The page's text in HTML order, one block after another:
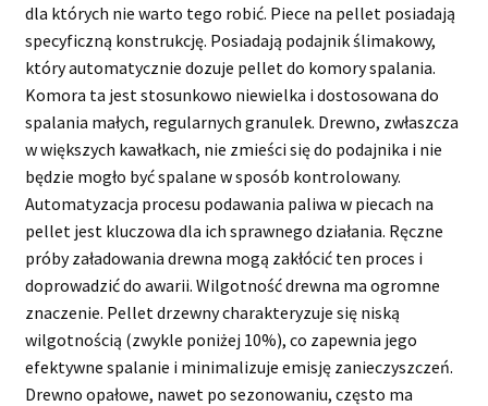
dla których nie warto tego robić. Piece na pellet posiadają
specyficzną konstrukcję. Posiadają podajnik ślimakowy,
który automatycznie dozuje pellet do komory spalania.
Komora ta jest stosunkowo niewielka i dostosowana do
spalania małych, regularnych granulek. Drewno, zwłaszcza
w większych kawałkach, nie zmieści się do podajnika i nie
będzie mogło być spalane w sposób kontrolowany.
Automatyzacja procesu podawania paliwa w piecach na
pellet jest kluczowa dla ich sprawnego działania. Ręczne
próby załadowania drewna mogą zakłócić ten proces i
doprowadzić do awarii. Wilgotność drewna ma ogromne
znaczenie. Pellet drzewny charakteryzuje się niską
wilgotnością (zwykle poniżej 10%), co zapewnia jego
efektywne spalanie i minimalizuje emisję zanieczyszczeń.
Drewno opałowe, nawet po sezonowaniu, często ma